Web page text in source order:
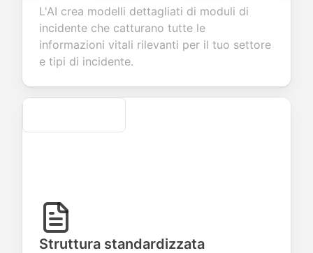
valuable
about
products or
fields for
seamless
account
creation.
smooth e-
commerce
transactions.
candidate
L'AI crea modelli dettagliati di moduli di
incidente che catturano tutte le
informazioni vitali rilevanti per il tuo settore
e tipi di incidente.
Secure
Struttura standardizzata